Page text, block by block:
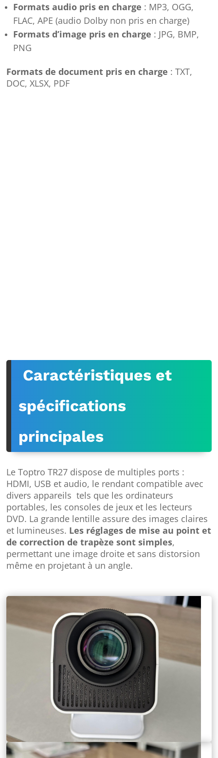
Formats audio pris en charge : MP3, OGG,
FLAC, APE (audio Dolby non pris en charge)
Formats d’image pris en charge : JPG, BMP,
PNG
Formats de document pris en charge : TXT,
DOC, XLSX, PDF
Caractéristiques et
spécifications
principales
Le Toptro TR27 dispose de multiples ports :
HDMI, USB et audio, le rendant compatible avec
divers appareils tels que les ordinateurs
portables, les consoles de jeux et les lecteurs
DVD. La grande lentille assure des images claires
et lumineuses. Les réglages de mise au point et
de correction de trapèze sont simples,
permettant une image droite et sans distorsion
même en projetant à un angle.